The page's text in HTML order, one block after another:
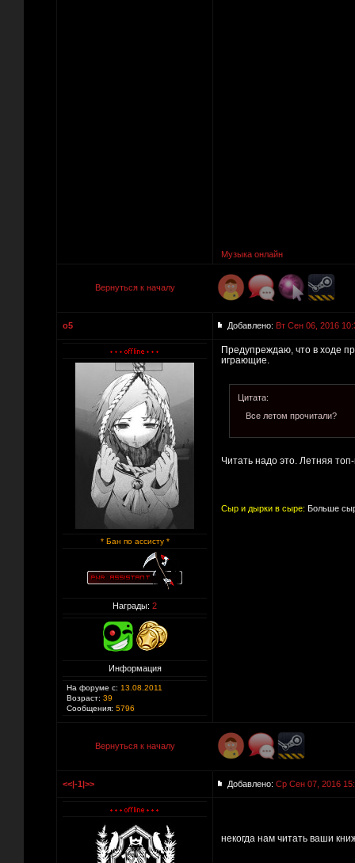
Музыка онлайн
Вернуться к началу
o5 Добавлено: Вт Сен 06, 2016
* Бан по ассисту *
Награды: 2
Информация
На форуме с: 13.08.2011
Возраст: 39
Сообщения: 5796
Предупреждаю, что в ходе
играющие.
Цитата:
Все летом прочитали?
Читать надо это. Летняя топ-
Сыр и дырки в сыре: Больше
Вернуться к началу
<<|-1|>> Добавлено: Ср Сен 07, 2016
некогда нам читать ваши